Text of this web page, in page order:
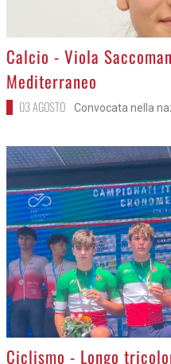
>
Calcio - Viola
Mediterraneo
03 AGOSTO Convocata nella
>
Ciclismo - Longo